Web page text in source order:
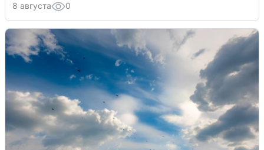
8 августа 0